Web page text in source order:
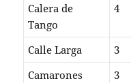
Calera de
Tango
4
Calle Larga
3
Camarones
3